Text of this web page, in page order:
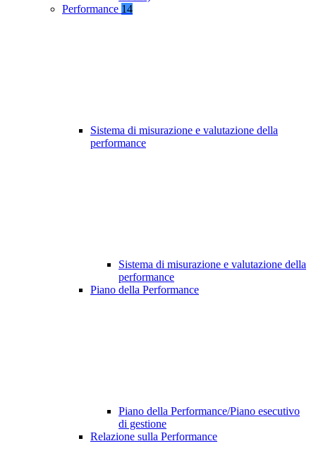
Performance 14
Sistema di misurazione e valutazione della
performance
Sistema di misurazione e valutazione della
performance
Piano della Performance
Piano della Performance/Piano esecutivo
di gestione
Relazione sulla Performance